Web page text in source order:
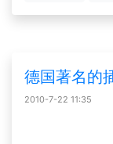
德国著名的
2010-7-22 11:35